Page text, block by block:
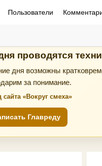
Пользователи
проводятся
дня возможны
за понимание.
сайта «Вокруг смеха»
Главреду